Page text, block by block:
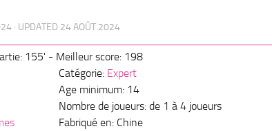
· UPDATED 24 AOÛT 2024
155' - Meilleur score: 198
Catégorie: Expert
Age minimum: 14
Nombre de joueurs: de 1 à 4 joueurs
Fabriqué en: Chine